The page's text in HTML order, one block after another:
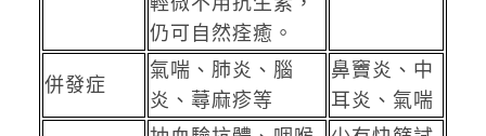
仍可自然痊癒。
併發症
氣喘、肺炎、腦
炎、蕁麻疹等
鼻竇炎、中
耳炎、氣喘